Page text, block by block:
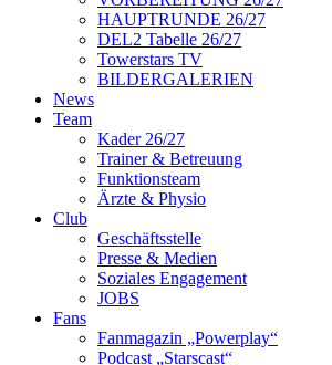
HAUPTRUNDE 26/27
DEL2 Tabelle 26/27
Towerstars TV
BILDERGALERIEN
News
Team
Kader 26/27
Trainer & Betreuung
Funktionsteam
Ärzte & Physio
Club
Geschäftsstelle
Presse & Medien
Soziales Engagement
JOBS
Fans
Fanmagazin „Powerplay“
Podcast „Starscast“